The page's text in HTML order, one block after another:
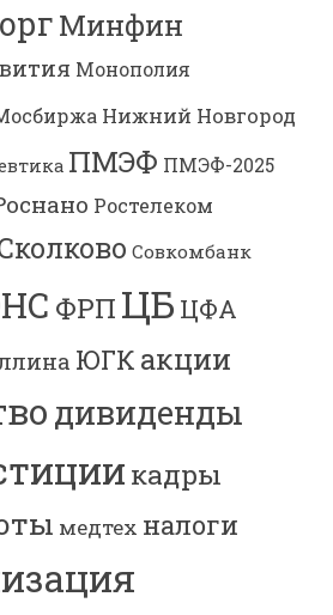
Минфин
Монополия
Нижний Новгород
ПМЭФ ПМЭФ-2025
Ростелеком
Совкомбанк
ФРП ЦБ ЦФА
ЮГК акции
дивиденды
кадры
медтех налоги